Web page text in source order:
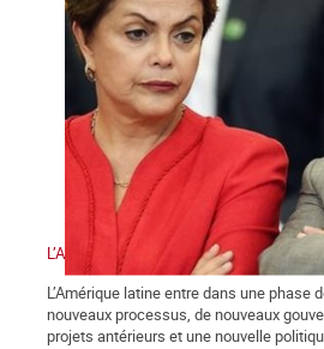
L’Amérique latine et les défis de la
L’Amérique latine entre dans une phase
nouveaux processus, de nouveaux
projets antérieurs et une nouvelle